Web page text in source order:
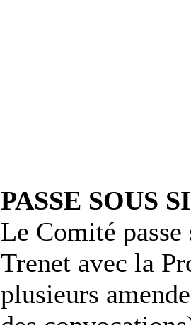
PASSE SOUS
Le Comité
Trenet avec la
plusieurs